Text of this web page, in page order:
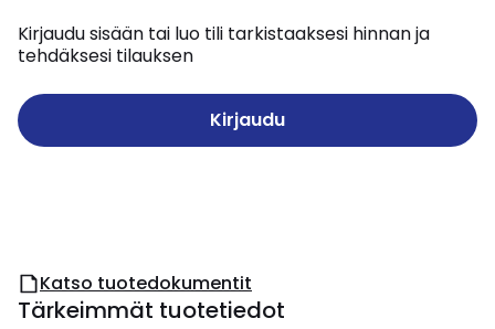
Kirjaudu sisään tai luo tili tarkistaaksesi hinnan ja
tehdäksesi tilauksen
Kirjaudu
Katso tuotedokumentit
Tärkeimmät tuotetiedot